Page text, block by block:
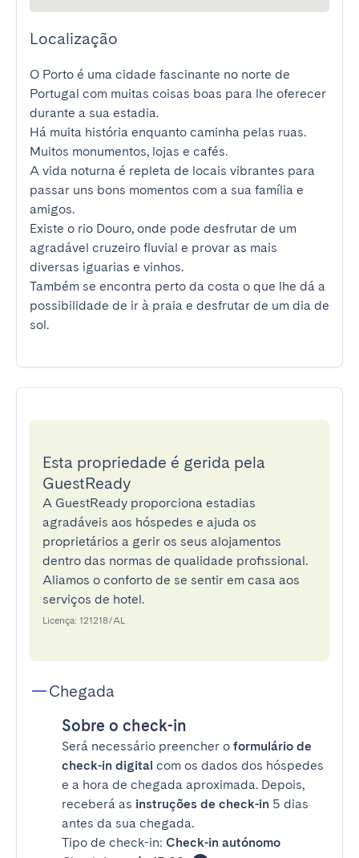
Localização
O Porto é uma cidade fascinante no norte de
Portugal com muitas coisas boas para lhe oferecer
durante a sua estadia.
Há muita história enquanto caminha pelas ruas.
Muitos monumentos, lojas e cafés.
A vida noturna é repleta de locais vibrantes para
passar uns bons momentos com a sua família e
amigos.
Existe o rio Douro, onde pode desfrutar de um
agradável cruzeiro fluvial e provar as mais
diversas iguarias e vinhos.
Também se encontra perto da costa o que lhe dá a
possibilidade de ir à praia e desfrutar de um dia de
sol.
Esta propriedade é gerida pela
GuestReady
A GuestReady proporciona estadias
agradáveis aos hóspedes e ajuda os
proprietários a gerir os seus alojamentos
dentro das normas de qualidade profissional.
Aliamos o conforto de se sentir em casa aos
serviços de hotel.
Licença: 121218/AL
Chegada
Sobre o check-in
Será necessário preencher o formulário de
check-in digital com os dados dos hóspedes
e a hora de chegada aproximada. Depois,
receberá as instruções de check-in 5 dias
antes da sua chegada.
Tipo de check-in: Check-in autónomo